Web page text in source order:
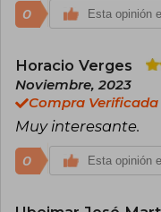
0 Esta opinión
Horacio Verges
Noviembre, 2023
Compra Verificada
Muy interesante.
0 Esta opinión